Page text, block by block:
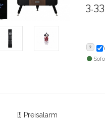
?
[!] Preisalarm